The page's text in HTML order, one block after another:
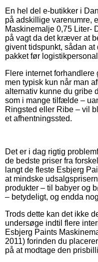
En hel del e-butikker i
på adskillige varenumre,
Maskinemalje 0,75 Liter-
på vagt da det kræver at
givent tidspunkt, sådan at
pakket før
Flere internet
men typisk kun når man
alternativ kunne du gribe
som i mange tilfælde –
Ringsted eller Ribe – vil
et afhentningssted.
Det er i dag rigtig
de bedste priser fra
langt de fleste Esbjerg
at mindske
produkter – til babyer og
– betydeligt, og endda
Trods dette kan det ikke
undersøge indtil flere
Esbjerg Paints
2011) forinden du
på at modtage den